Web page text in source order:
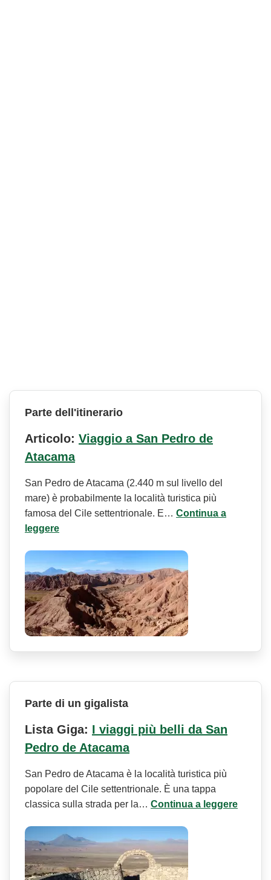
Parte dell'itinerario
Articolo: Viaggio a San Pedro de
Atacama
San Pedro de Atacama (2.440 m sul livello del
mare) è probabilmente la località turistica più
famosa del Cile settentrionale. E… Continua a
leggere
Parte di un gigalista
Lista Giga: I viaggi più belli da San
Pedro de Atacama
San Pedro de Atacama è la località turistica più
popolare del Cile settentrionale. È una tappa
classica sulla strada per la… Continua a leggere